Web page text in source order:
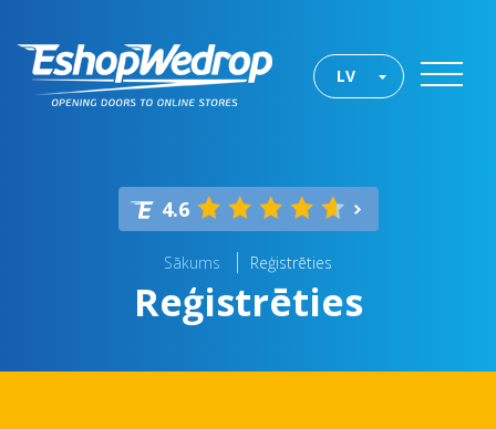
LV
4.6
Sākums Reģistrēties
Reģistrēties